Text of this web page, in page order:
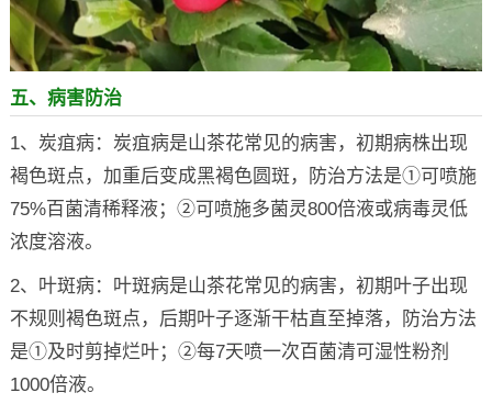
五、病害防治
1、炭疽病：炭疽病是山茶花常见的病害，初期病株出现
褐色斑点，加重后变成黑褐色圆斑，防治方法是①可喷施
75%百菌清稀释液；②可喷施多菌灵800倍液或病毒灵低
浓度溶液。
2、叶斑病：叶斑病是山茶花常见的病害，初期叶子出现
不规则褐色斑点，后期叶子逐渐干枯直至掉落，防治方法
是①及时剪掉烂叶；②每7天喷一次百菌清可湿性粉剂
1000倍液。